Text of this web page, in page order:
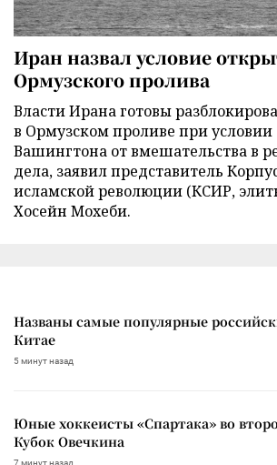
Иран назвал условие
Ормузского пролива
Власти Ирана готовы
в Ормузском проливе при условии
Вашингтона от вмешательства в
дела, заявил представитель
исламской революции (КСИР,
Хосейн Мохеби.
Названы самые популярные
Китае
5 минут назад
Юные хоккеисты «Спартака» во
Кубок Овечкина
7 минут назад